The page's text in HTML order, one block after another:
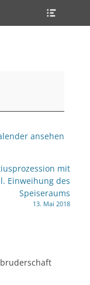
ansehen
mit
Einweihung des
Speiseraums
13. Mai 2018